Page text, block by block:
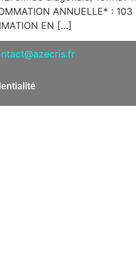
ANNUELLE* :
EN […]